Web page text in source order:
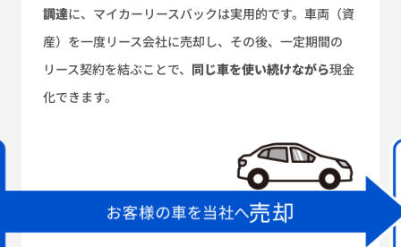
調達に、マイカーリースバックは実用的です。車両（資
産）を一度リース会社に売却し、その後、一定期間の
リース契約を結ぶことで、 同じ車を使い続けながら現金
化できます。